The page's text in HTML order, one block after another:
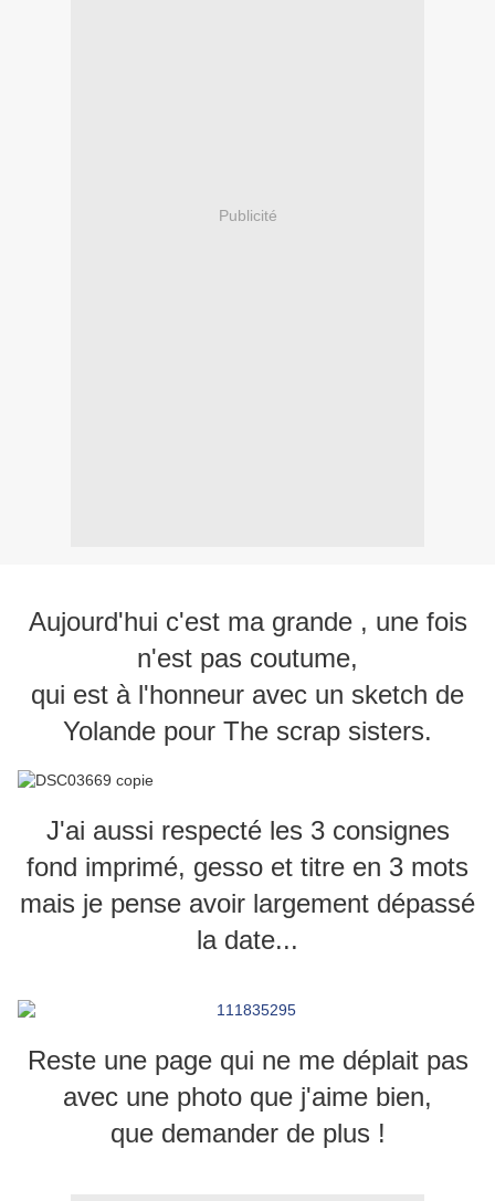
Publicité
Aujourd'hui c'est ma grande , une fois
n'est pas coutume,
qui est à l'honneur avec un sketch de
Yolande pour The scrap sisters.
J'ai aussi respecté les 3 consignes
fond imprimé, gesso et titre en 3 mots
mais je pense avoir largement dépassé
la date...
Reste une page qui ne me déplait pas
avec une photo que j'aime bien,
que demander de plus !